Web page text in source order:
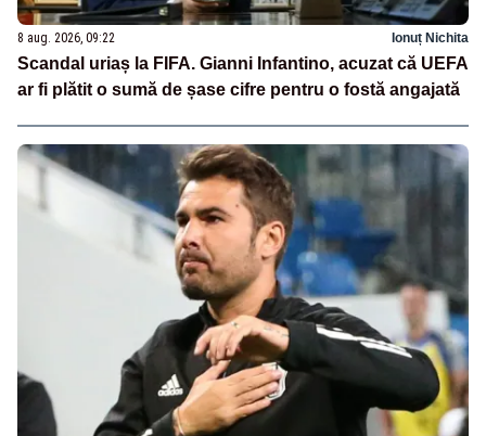
8 aug. 2026, 09:22 Ionuț Nichita
Scandal uriaș la FIFA. Gianni Infantino, acuzat că UEFA
ar fi plătit o sumă de șase cifre pentru o fostă angajată